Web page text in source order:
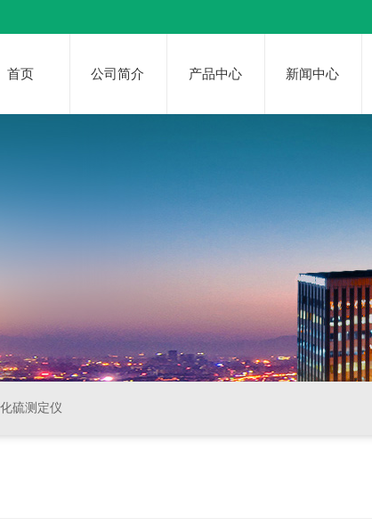
首页 公司简介 产品中心 新闻中心
硫测定仪